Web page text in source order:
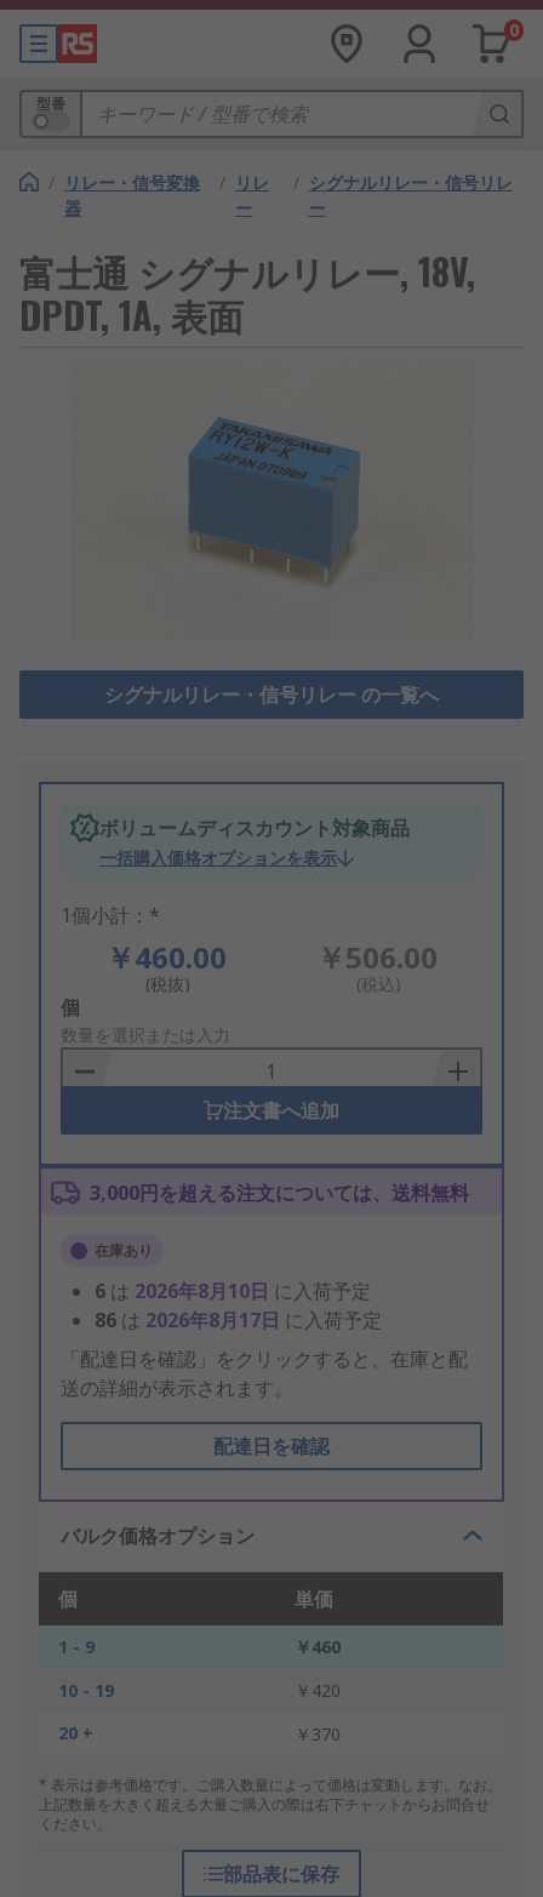
0
型番
/ リレー・信号変換
器
/ リレ
ー
/ シグナルリレー・信号リレ
ー
富士通 シグナルリレー, 18V,
DPDT, 1A, 表面
シグナルリレー・信号リレー の一覧へ
ボリュームディスカウント対象商品
一括購入価格オプションを表示
1個小計：*
￥460.00
(税抜)
￥506.00
(税込)
Add
to
Basket
個
数量を選択または入力
注文書へ追加
3,000円を超える注文については、送料無料
在庫あり
6 は 2026年8月10日 に入荷予定
86 は 2026年8月17日 に入荷予定
「配達日を確認」をクリックすると、在庫と配
送の詳細が表示されます。
配達日を確認
バルク価格オプション
個 単価
1 - 9
￥460
10 - 19
￥420
20 +
￥370
* 表示は参考価格です。ご購入数量によって価格は変動します。なお、
上記数量を大きく超える大量ご購入の際は右下チャットからお問合せ
ください。
部品表に保存